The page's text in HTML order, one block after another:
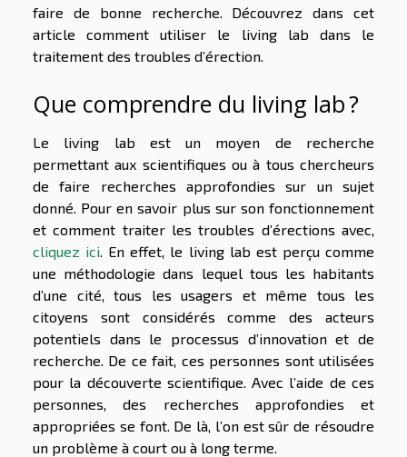
faire de bonne recherche. Découvrez dans cet
article comment utiliser le living lab dans le
traitement des troubles d’érection.
Que comprendre du living lab ?
Le living lab est un moyen de recherche
permettant aux scientifiques ou à tous chercheurs
de faire recherches approfondies sur un sujet
donné. Pour en savoir plus sur son fonctionnement
et comment traiter les troubles d’érections avec,
cliquez ici. En effet, le living lab est perçu comme
une méthodologie dans lequel tous les habitants
d’une cité, tous les usagers et même tous les
citoyens sont considérés comme des acteurs
potentiels dans le processus d’innovation et de
recherche. De ce fait, ces personnes sont utilisées
pour la découverte scientifique. Avec l’aide de ces
personnes, des recherches approfondies et
appropriées se font. De là, l’on est sûr de résoudre
un problème à court ou à long terme.